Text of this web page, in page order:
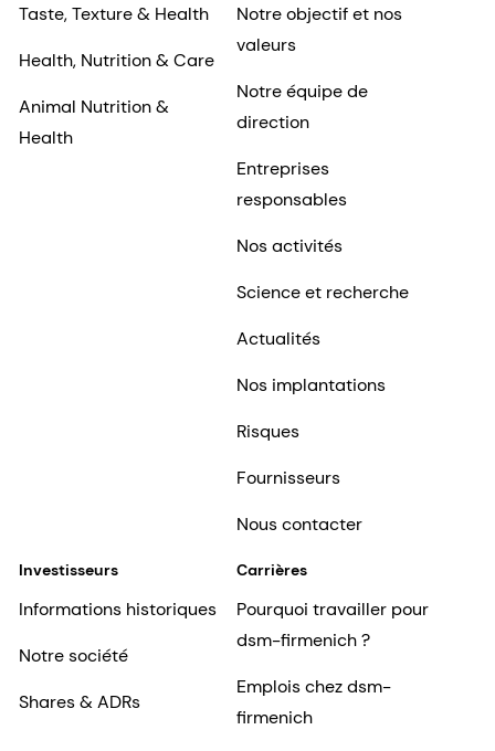
Taste, Texture & Health
Health, Nutrition & Care
Animal Nutrition &
Health
Notre objectif et nos
valeurs
Notre équipe de
direction
Entreprises
responsables
Nos activités
Science et recherche
Actualités
Nos implantations
Risques
Fournisseurs
Nous contacter
Investisseurs
Informations historiques
Notre société
Shares & ADRs
Carrières
Pourquoi travailler pour
dsm-firmenich ?
Emplois chez dsm-
firmenich